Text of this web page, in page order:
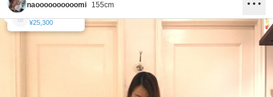
naoooooooooomi 155cm
¥19,800
¥25,300